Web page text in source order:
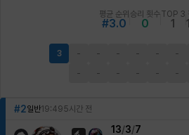
평균 순위
#3.0
승리 횟수
0
TOP 3
1
3 - - - - - -
-
- - - - -
#2일반19:49 5시간 전
13/3/7